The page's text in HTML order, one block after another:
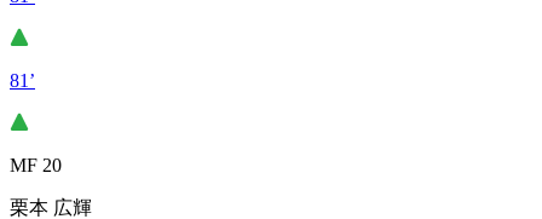
81’
MF 20
栗本 広輝